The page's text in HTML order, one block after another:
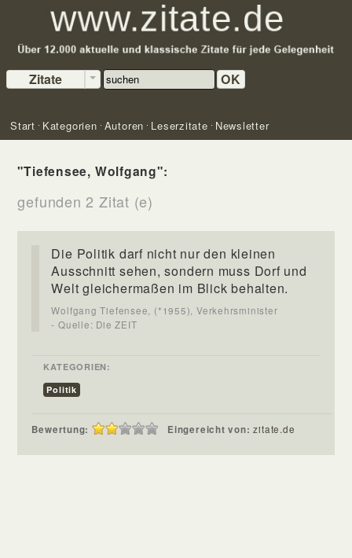
Zitate OK
Start Kategorien Autoren Leserzitate Newsletter
"Tiefensee, Wolfgang":
gefunden 2 Zitat (e)
Die Politik darf nicht nur den kleinen
Ausschnitt sehen, sondern muss Dorf und
Welt gleichermaßen im Blick behalten.
Wolfgang Tiefensee, (*1955), Verkehrsminister
- Quelle: Die ZEIT
KATEGORIEN:
Politik
Bewertung: Eingereicht von:zitate.de